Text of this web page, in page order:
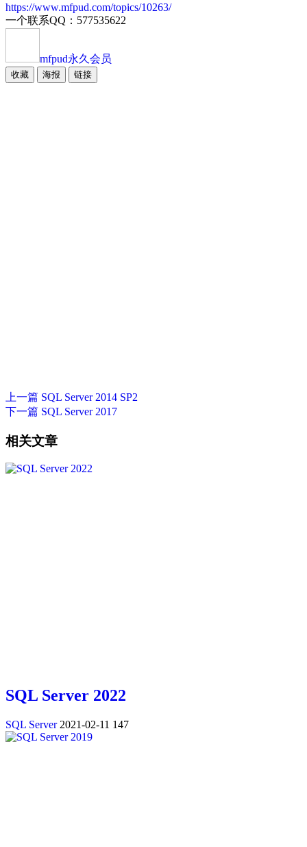
https://www.mfpud.com/topics/10263/
一个联系QQ：577535622
mfpud永久会员
收藏 海报 链接
上一篇 SQL Server 2014 SP2
下一篇 SQL Server 2017
相关文章
SQL Server 2022
SQL Server 2021-02-11 147